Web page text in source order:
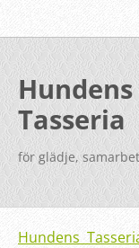
Hundens
Tasseria
för glädje,
Hundens